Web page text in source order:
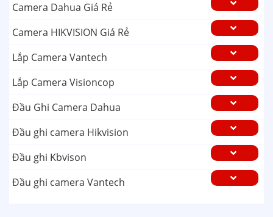
Camera Dahua Giá Rẻ
Camera HIKVISION Giá Rẻ
Lắp Camera Vantech
Lắp Camera Visioncop
Đầu Ghi Camera Dahua
Đầu ghi camera Hikvision
Đầu ghi Kbvison
Đầu ghi camera Vantech